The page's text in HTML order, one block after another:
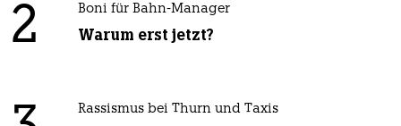
2 Boni für Bahn-Manager
Warum erst jetzt?
Rassismus bei Thurn und Taxis